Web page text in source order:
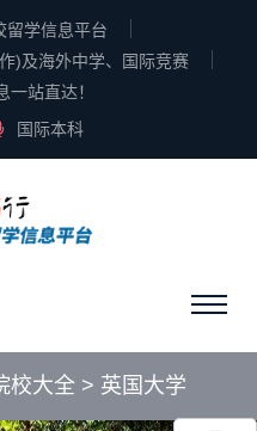
留学信息平台
)及海外中学、国际竞赛
一站直达！
国际本科
校大全 > 英国大学